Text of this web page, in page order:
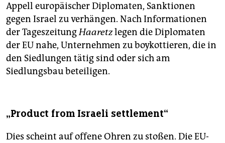
Appell europäischer Diplomaten, Sanktionen
gegen Israel zu verhängen. Nach Informationen
der TageszeitungHaaretzlegen die Diplomaten
der EU nahe, Unternehmen zu boykottieren, die in
den Siedlungen tätig sind oder sich am
Siedlungsbau beteiligen.
„Product from Israeli settlement“
Dies scheint auf offene Ohren zu stoßen. Die EU-